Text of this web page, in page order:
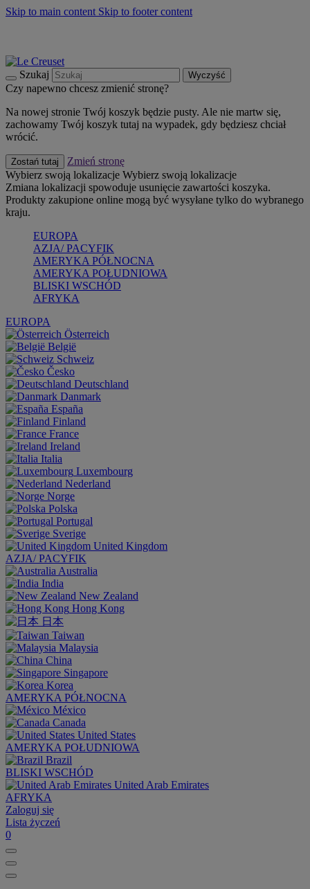
Skip to main content Skip to footer content
Szukaj Wyczyść
Czy napewno chcesz zmienić stronę?
Na nowej stronie Twój koszyk będzie pusty. Ale nie martw się,
zachowamy Twój koszyk tutaj na wypadek, gdy będziesz chciał
wrócić.
Zostań tutaj
Zmień stronę
Wybierz swoją lokalizacje Wybierz swoją lokalizacje
Zmiana lokalizacji spowoduje usunięcie zawartości koszyka.
Produkty zakupione online mogą być wysyłane tylko do wybranego
kraju.
EUROPA
AZJA/ PACYFIK
AMERYKA PÓŁNOCNA
AMERYKA POŁUDNIOWA
BLISKI WSCHÓD
AFRYKA
EUROPA
Österreich
België
Schweiz
Česko
Deutschland
Danmark
España
Finland
France
Ireland
Italia
Luxembourg
Nederland
Norge
Polska
Portugal
Sverige
United Kingdom
AZJA/ PACYFIK
Australia
India
New Zealand
Hong Kong
日本
Taiwan
Malaysia
China
Singapore
Korea
AMERYKA PÓŁNOCNA
México
Canada
United States
AMERYKA POŁUDNIOWA
Brazil
BLISKI WSCHÓD
United Arab Emirates
AFRYKA
Zaloguj się
Lista życzeń
0